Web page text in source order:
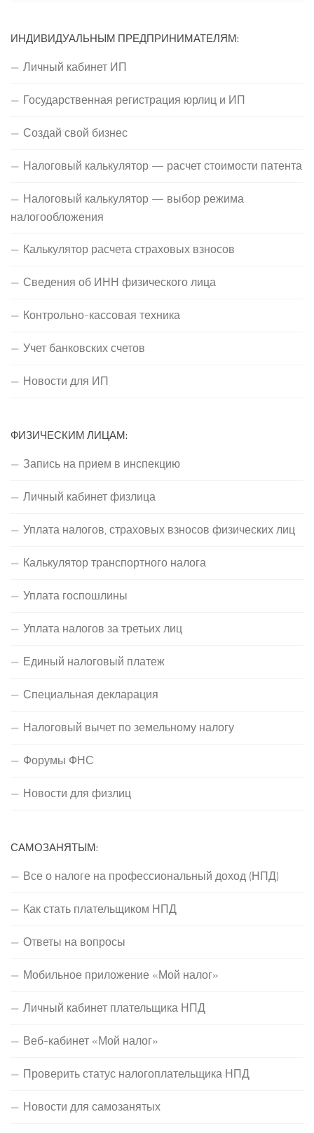
ИНДИВИДУАЛЬНЫМ ПРЕДПРИНИМАТЕЛЯМ:
Личный кабинет ИП
Государственная регистрация юрлиц и ИП
Создай свой бизнес
Налоговый калькулятор — расчет стоимости патента
Налоговый калькулятор — выбор режима
налогообложения
Калькулятор расчета страховых взносов
Сведения об ИНН физического лица
Контрольно-кассовая техника
Учет банковских счетов
Новости для ИП
ФИЗИЧЕСКИМ ЛИЦАМ:
Запись на прием в инспекцию
Личный кабинет физлица
Уплата налогов, страховых взносов физических лиц
Калькулятор транспортного налога
Уплата госпошлины
Уплата налогов за третьих лиц
Единый налоговый платеж
Специальная декларация
Налоговый вычет по земельному налогу
Форумы ФНС
Новости для физлиц
САМОЗАНЯТЫМ:
Все о налоге на профессиональный доход (НПД)
Как стать плательщиком НПД
Ответы на вопросы
Мобильное приложение «Мой налог»
Личный кабинет плательщика НПД
Веб-кабинет «Мой налог»
Проверить статус налогоплательщика НПД
Новости для самозанятых